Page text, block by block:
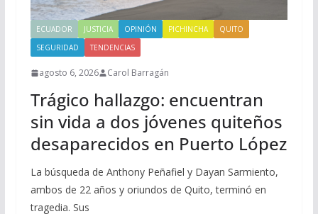
ECUADOR JUSTICIA OPINIÓN PICHINCHA
QUITO
SEGURIDAD
TENDENCIAS
agosto 6, 2026 Carol Barragán
Trágico hallazgo: encuentran
sin vida a dos jóvenes quiteños
desaparecidos en Puerto López
La búsqueda de Anthony Peñafiel y Dayan Sarmiento,
ambos de 22 años y oriundos de Quito, terminó en
tragedia. Sus